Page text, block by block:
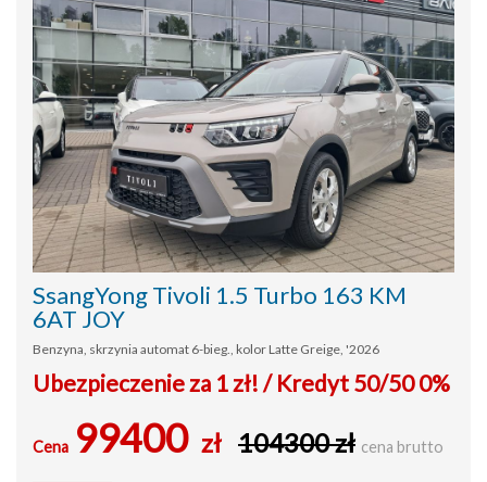
SsangYong Tivoli 1.5 Turbo 163 KM
6AT JOY
Benzyna, skrzynia automat 6-bieg., kolor Latte Greige, '2026
Ubezpieczenie za 1 zł! / Kredyt 50/50 0%
Cena 99400 zł 104300 zł cena brutto